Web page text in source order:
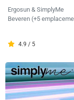
Ergosun & SimplyMe
Beveren (+5
4.9 / 5